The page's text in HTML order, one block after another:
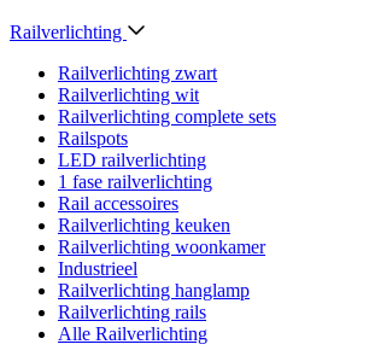
Railverlichting
Railverlichting zwart
Railverlichting wit
Railverlichting complete sets
Railspots
LED railverlichting
1 fase railverlichting
Rail accessoires
Railverlichting keuken
Railverlichting woonkamer
Industrieel
Railverlichting hanglamp
Railverlichting rails
Alle Railverlichting